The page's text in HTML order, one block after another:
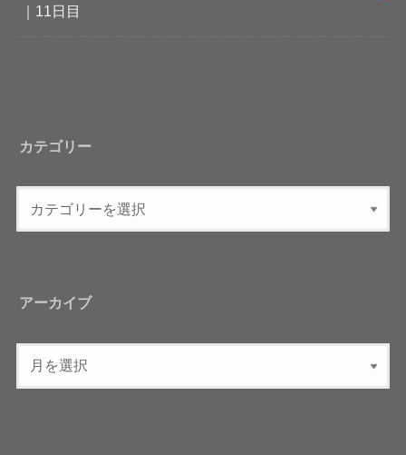
｜11日目
カテゴリー
アーカイブ